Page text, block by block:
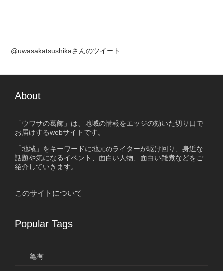
@uwasakatsushikaさんのツイート
About
「ウワサの葛飾」は、地域の情報をエッジの効いた切り口で
お届けするwebサイトです。
「地域」をキーワードに地元のライターが駆け回り、身近な
話題や気になるイベント、面白い人物、面白い雑煮などをご
紹介していきます。
このサイトについて
Popular Tags
亀有